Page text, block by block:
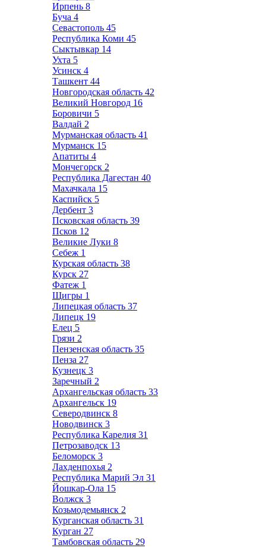
Ирпень 8
Буча 4
Севастополь 45
Республика Коми 45
Сыктывкар 14
Ухта 5
Усинск 4
Ташкент 44
Новгородская область 42
Великий Новгород 16
Боровичи 5
Валдай 2
Мурманская область 41
Мурманск 15
Апатиты 4
Мончегорск 2
Республика Дагестан 40
Махачкала 15
Каспийск 5
Дербент 3
Псковская область 39
Псков 12
Великие Луки 8
Себеж 1
Курская область 38
Курск 27
Фатеж 1
Щигры 1
Липецкая область 37
Липецк 19
Елец 5
Грязи 2
Пензенская область 35
Пенза 27
Кузнецк 3
Заречный 2
Архангельская область 33
Архангельск 19
Северодвинск 8
Новодвинск 3
Республика Карелия 31
Петрозаводск 13
Беломорск 3
Лахденпохья 2
Республика Марий Эл 31
Йошкар-Ола 15
Волжск 3
Козьмодемьянск 2
Курганская область 31
Курган 27
Тамбовская область 29